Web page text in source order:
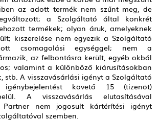
az adott termék nem szűnt meg, de
a Szolgáltató által konkrét
termékek; olyan áruk, amelyeknek
kiszerelése nem egyezik a Szolgáltató
csomagolási egységgel; nem a
az felbontásra került, egyéb okból
valamint a különböző kiárusításokban
stb. A visszavásárlási igényt a Szolgáltató
követő 15 (tizenöt)
A visszavásárlás elutasításával
nem jogosult kártérítési igényt
szemben.